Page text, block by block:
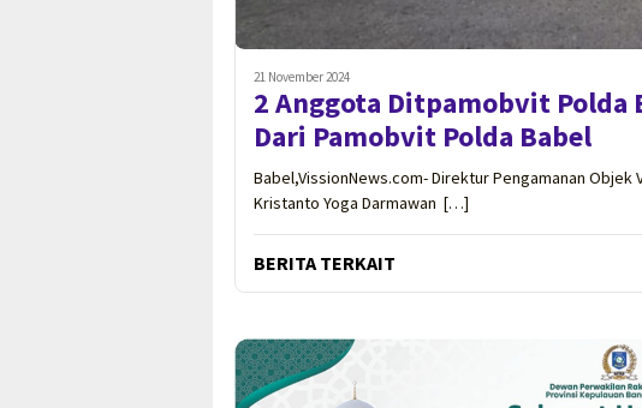
21 November 2024
2 Anggota Ditpamobvit Polda
Dari Pamobvit Polda Babel
Babel,VissionNews.com- Direktur Pengamanan
Kristanto Yoga Darmawan […]
BERITA TERKAIT